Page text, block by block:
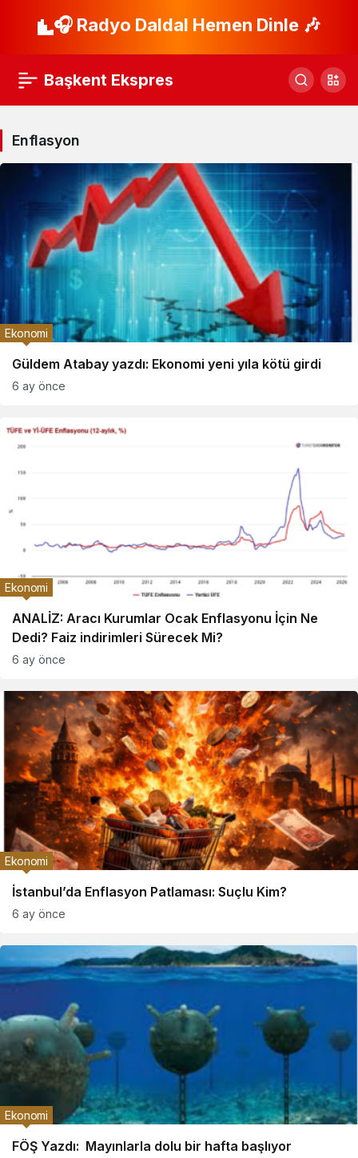
🎧 Radyo Daldal Hemen Dinle 🎶
Başkent Ekspres
Enflasyon
Güldem Atabay yazdı: Ekonomi yeni yıla kötü girdi
Ekonomi
6 ay önce
ANALİZ: Aracı Kurumlar Ocak Enflasyonu İçin Ne
Dedi? Faiz indirimleri Sürecek Mi?
Ekonomi
6 ay önce
İstanbul’da Enflasyon Patlaması: Suçlu Kim?
Ekonomi
6 ay önce
FÖŞ Yazdı: Mayınlarla dolu bir hafta başlıyor
Ekonomi